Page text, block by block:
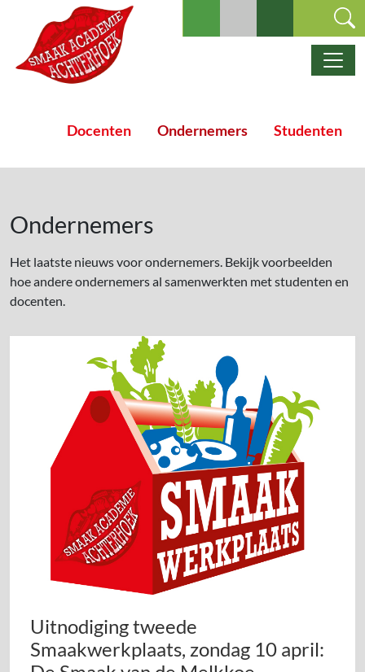
Ga naar de inhoud
Hoofdnavigatie
Docenten Ondernemers Studenten
Ondernemers
Het laatste nieuws voor ondernemers. Bekijk voorbeelden
hoe andere ondernemers al samenwerkten met studenten en
docenten.
Uitnodiging tweede
Smaakwerkplaats, zondag 10 april: